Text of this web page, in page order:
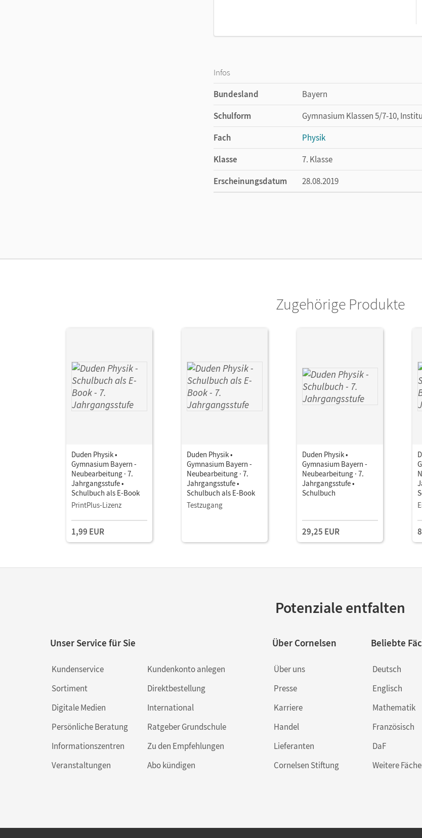
Infos
Bundesland
Bayern
Schulform
Gymnasium Klassen 5/7-10,
Fach
Physik
Klasse
7. Klasse
Erscheinungsdatum
28.08.2019
Rieger, Markus; Weisser, Stephan
Zugehörige Produkte
Duden Physik •
Gymnasium Bayern -
Neubearbeitung · 7.
Jahrgangsstufe •
Schulbuch als E-Book
PrintPlus-Lizenz
1,99 EUR
Duden Physik •
Gymnasium Bayern -
Neubearbeitung · 7.
Jahrgangsstufe •
Schulbuch als E-Book
Testzugang
Duden Physik •
Gymnasium Bayern -
Neubearbeitung · 7.
Jahrgangsstufe •
Schulbuch
29,25 EUR
Potenziale entfalten
Unser Service für Sie
Kundenservice
Sortiment
Digitale Medien
Persönliche Beratung
Informationszentren
Veranstaltungen
Kundenkonto anlegen
Direktbestellung
International
Ratgeber Grundschule
Zu den Empfehlungen
Abo kündigen
Über Cornelsen
Über uns
Presse
Karriere
Handel
Lieferanten
Cornelsen Stiftung
Beliebte
Deutsch
Englisch
Mathematik
Französisch
DaF
Weitere